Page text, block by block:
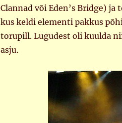
Clannad või Eden’s Bridge)
kus keldi elementi pakkus
torupill. Lugudest oli kuulda
asju.